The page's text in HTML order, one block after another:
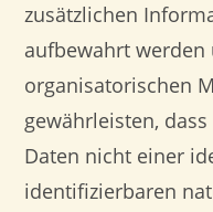
zusätzlichen
aufbewahrt
organisatorischen
gewährleisten,
Daten nicht einer
identifizierbaren